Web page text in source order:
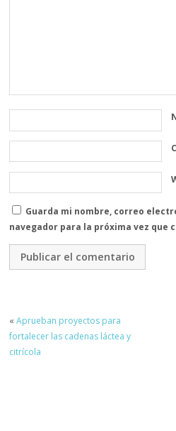
Guarda mi nombre, correo
navegador para la próxima vez que
«Aprueban proyectos para
fortalecer las cadenas láctea y
citrícola